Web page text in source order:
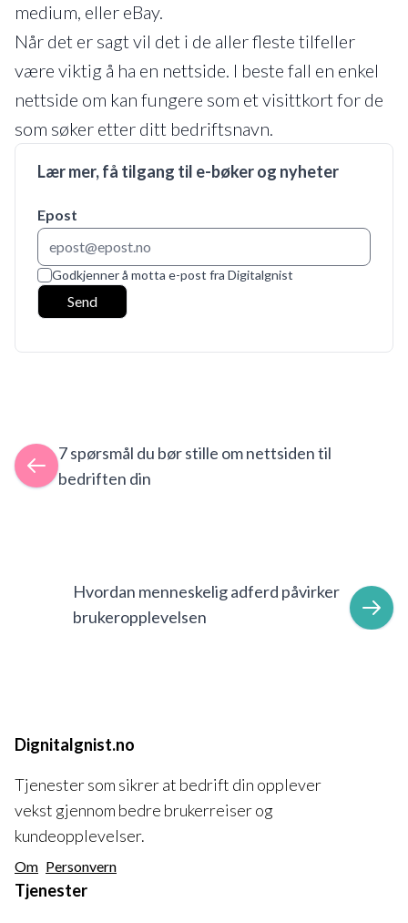
medium, eller eBay.
Når det er sagt vil det i de aller fleste tilfeller
være viktig å ha en nettside. I beste fall en enkel
nettside om kan fungere som et visittkort for de
som søker etter ditt bedriftsnavn.
Lær mer, få tilgang til e-bøker og nyheter
Epost
Godkjenner å motta e-post fra Digitalgnist
Send
7 spørsmål du bør stille om nettsiden til
bedriften din
Hvordan menneskelig adferd påvirker
brukeropplevelsen
Dignitalgnist.no
Tjenester som sikrer at bedrift din opplever
vekst gjennom bedre brukerreiser og
kundeopplevelser.
Om Personvern
Tjenester